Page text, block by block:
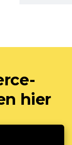
hier